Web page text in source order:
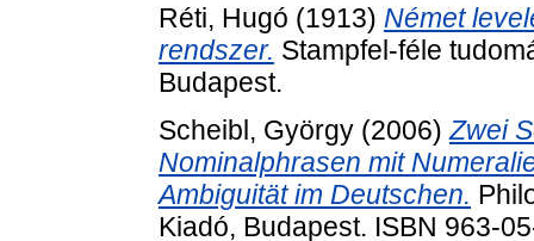
Réti, Hugó (1913) Német
rendszer. Stampfel-féle
Budapest.
Scheibl, György (2006)Zwei
Nominalphrasen mit
Ambiguität im Deutschen.
Kiadó, Budapest. ISBN 963-